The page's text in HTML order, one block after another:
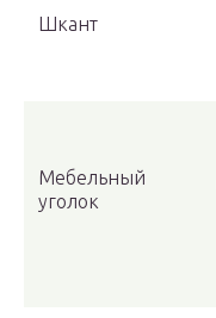
Шкант
Мебельный
уголок